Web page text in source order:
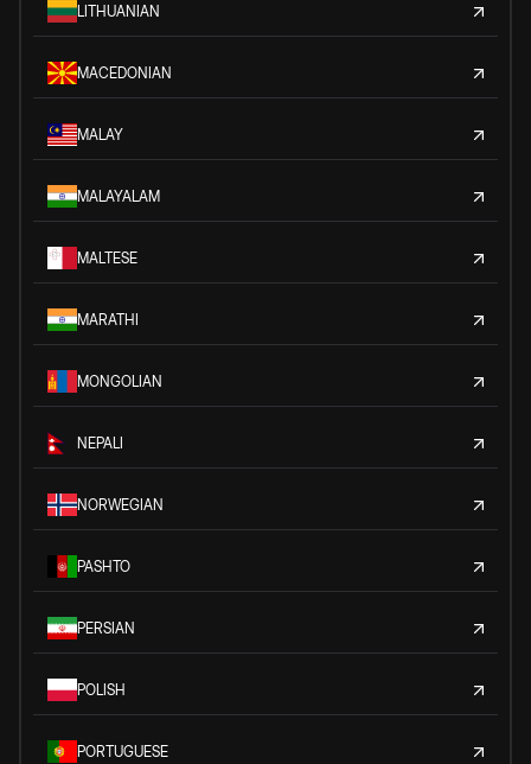
LITHUANIAN
MACEDONIAN
MALAY
MALAYALAM
MALTESE
MARATHI
MONGOLIAN
NEPALI
NORWEGIAN
PASHTO
PERSIAN
POLISH
PORTUGUESE